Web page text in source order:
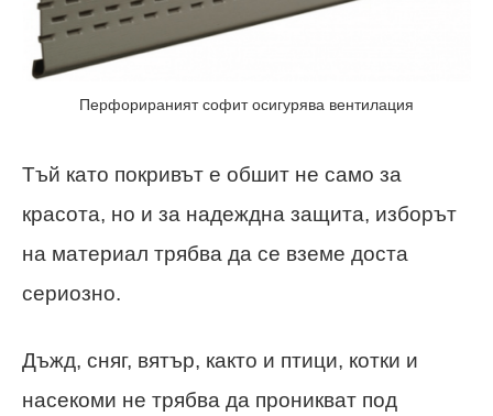
Перфорираният софит осигурява вентилация
Тъй като покривът е обшит не само за
красота, но и за надеждна защита, изборът
на материал трябва да се вземе доста
сериозно.
Дъжд, сняг, вятър, както и птици, котки и
насекоми не трябва да проникват под